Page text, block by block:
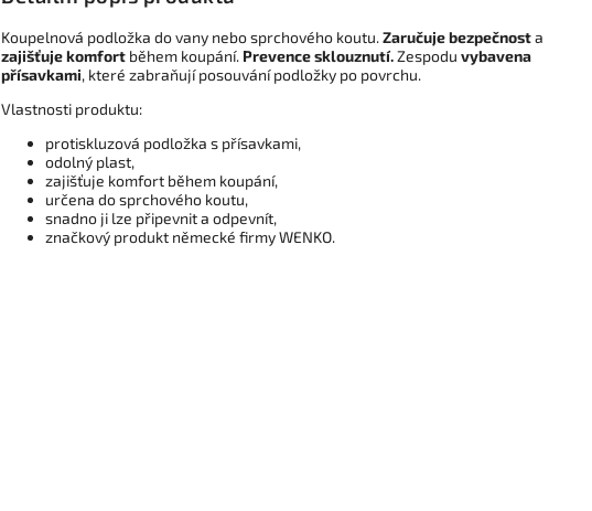
Koupelnová podložka do vany nebo sprchového koutu.Zaručuje bezpečnosta
zajišťuje komfort během koupání. Prevence sklouznutí.Zespodu vybavena
přísavkami, které zabraňují posouvání podložky po povrchu.
Vlastnosti produktu:
protiskluzová podložka s přísavkami,
odolný plast,
zajišťuje komfort během koupání,
určena do sprchového koutu,
snadno ji lze připevnit a odpevnít,
značkový produkt německé firmy WENKO.